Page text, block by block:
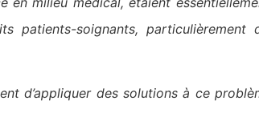
patients-soignants,
d’appliquer des solutions à ce